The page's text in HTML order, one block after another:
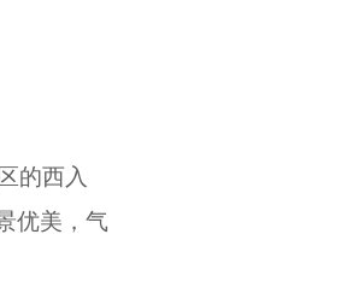
的西入
优美，气